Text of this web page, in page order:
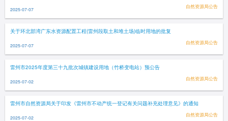
2025-07-07 自然资源局公告
关于环北部湾广东水资源配置工程(雷州段取土和堆土场)临时用地的批复
2025-07-07 自然资源局公告
雷州市2025年度第三十九批次城镇建设用地（竹桥变电站）预公告
2025-07-02 自然资源局公告
雷州市自然资源局关于印发《雷州市不动产统一登记有关问题补充处理意见》的通知
2025-07-02 自然资源局公告